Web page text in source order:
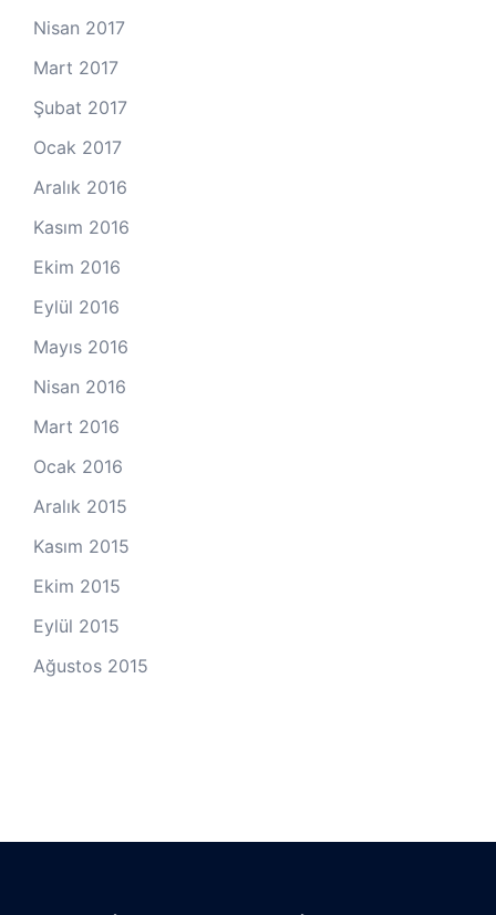
Nisan 2017
Mart 2017
Şubat 2017
Ocak 2017
Aralık 2016
Kasım 2016
Ekim 2016
Eylül 2016
Mayıs 2016
Nisan 2016
Mart 2016
Ocak 2016
Aralık 2015
Kasım 2015
Ekim 2015
Eylül 2015
Ağustos 2015